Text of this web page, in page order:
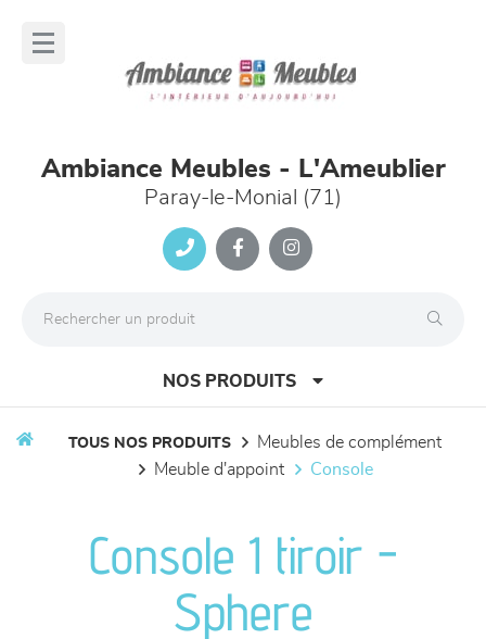
Ambiance Meubles - L'Ameublier
Paray-le-Monial (71)
NOS PRODUITS
séjours
meubles de complément
TOUS NOS PRODUITS
meubles de complément
meuble d'appoint
console
Console 1 tiroir -
Sphere